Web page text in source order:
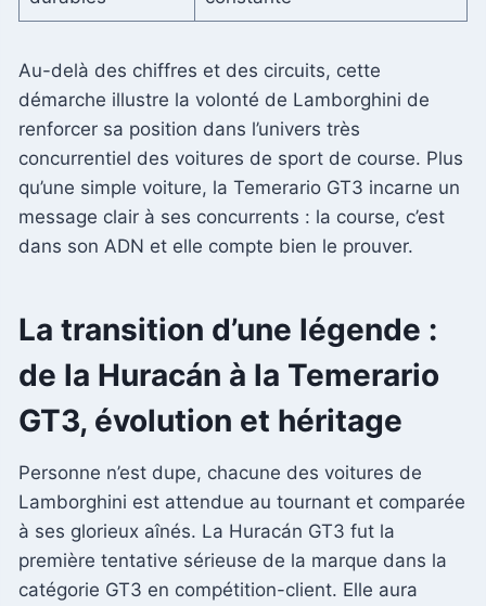
Au-delà des chiffres et des circuits, cette
démarche illustre la volonté de Lamborghini de
renforcer sa position dans l’univers très
concurrentiel des voitures de sport de course. Plus
qu’une simple voiture, la Temerario GT3 incarne un
message clair à ses concurrents : la course, c’est
dans son ADN et elle compte bien le prouver.
La transition d’une légende :
de la Huracán à la Temerario
GT3, évolution et héritage
Personne n’est dupe, chacune des voitures de
Lamborghini est attendue au tournant et comparée
à ses glorieux aînés. La Huracán GT3 fut la
première tentative sérieuse de la marque dans la
catégorie GT3 en compétition-client. Elle aura